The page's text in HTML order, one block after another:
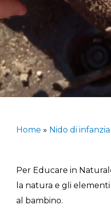
Home » Nido di infanzia
Per Educare in
la natura e gli
al bambino.